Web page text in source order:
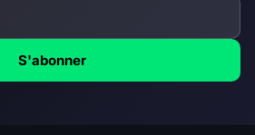
S'abonner